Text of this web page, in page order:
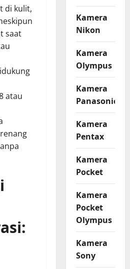
di kulit,
saat
atau
Kamera
Nikon
Kamera
Olympus
Kamera
Panasonic
Kamera
Pentax
Kamera
Pocket
Kamera
Pocket
Olympus
Kamera
Sony